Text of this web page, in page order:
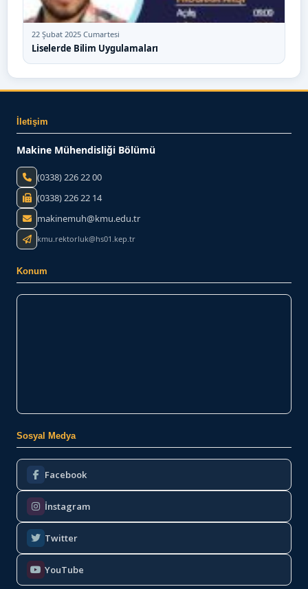
22 Şubat 2025 Cumartesi
Liselerde Bilim Uygulamaları
İletişim
Makine Mühendisliği Bölümü
(0338) 226 22 00
(0338) 226 22 14
makinemuh@kmu.edu.tr
kmu.rektorluk@hs01.kep.tr
Konum
Sosyal Medya
Facebook
İnstagram
Twitter
YouTube